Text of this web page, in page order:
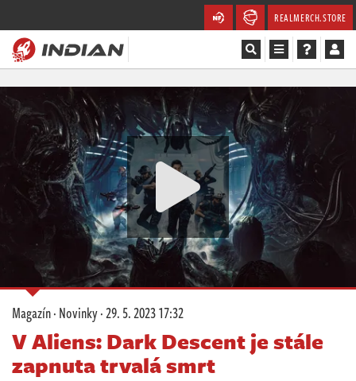
REALMERCH.STORE
Magazín
Recenze
Videa
Soutěže
Databáze
Komunita
Redakce
Živě
Magazín·Novinky·29. 5. 2023 17:32
V Aliens: Dark Descent je stále
zapnuta trvalá smrt